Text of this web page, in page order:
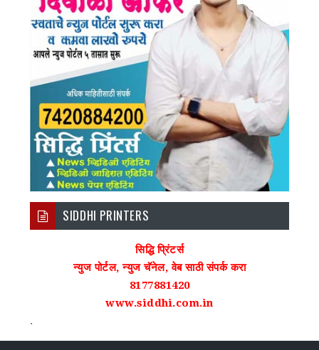
SIDDHI PRINTERS
सिद्धि प्रिंटर्स
न्युज पोर्टल, न्युज चॅनेल, वेब साठी संपर्क करा
8177881420
www.siddhi.com.in
.